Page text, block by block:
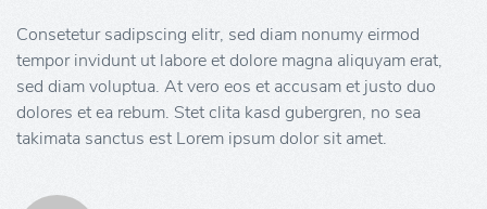
Consetetur sadipscing elitr, sed diam nonumy eirmod
tempor invidunt ut labore et dolore magna aliquyam erat,
sed diam voluptua. At vero eos et accusam et justo duo
dolores et ea rebum. Stet clita kasd gubergren, no sea
takimata sanctus est Lorem ipsum dolor sit amet.